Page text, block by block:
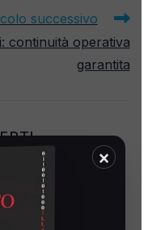
×
successivo
continuità operativa
garantita